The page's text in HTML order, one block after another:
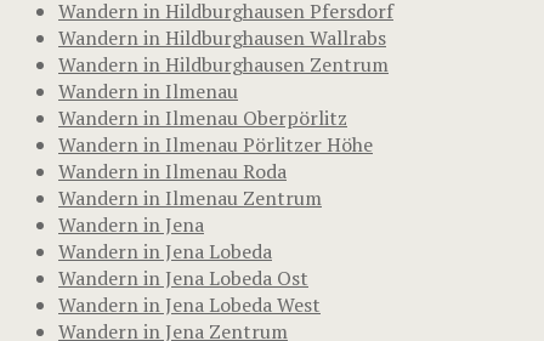
Wandern in Hildburghausen Pfersdorf
Wandern in Hildburghausen Wallrabs
Wandern in Hildburghausen Zentrum
Wandern in Ilmenau
Wandern in Ilmenau Oberpörlitz
Wandern in Ilmenau Pörlitzer Höhe
Wandern in Ilmenau Roda
Wandern in Ilmenau Zentrum
Wandern in Jena
Wandern in Jena Lobeda
Wandern in Jena Lobeda Ost
Wandern in Jena Lobeda West
Wandern in Jena Zentrum